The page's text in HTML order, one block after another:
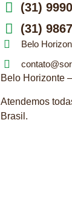
(31)
(31)
Belo
Belo Horizonte
Atendemos
Brasil.